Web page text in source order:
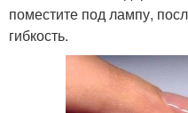
поместите под лампу,
гибкость.